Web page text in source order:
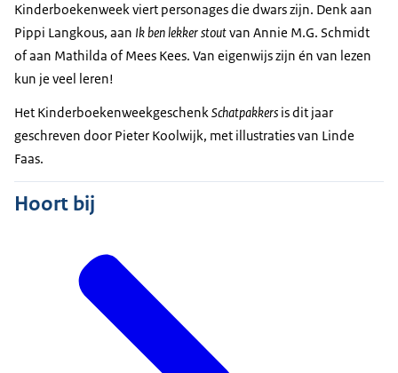
Kinderboekenweek viert personages die dwars zijn. Denk aan
Pippi Langkous, aan Ik ben lekker stoutvan Annie M.G. Schmidt
of aan Mathilda of Mees Kees. Van eigenwijs zijn én van lezen
kun je veel leren!
Het KinderboekenweekgeschenkSchatpakkers is dit jaar
geschreven door Pieter Koolwijk, met illustraties van Linde
Faas.
Hoort bij